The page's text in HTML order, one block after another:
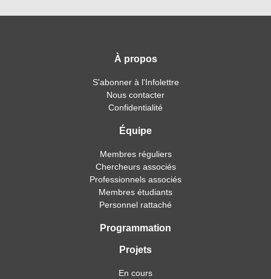
À propos
S'abonner à l'Infolettre
Nous contacter
Confidentialité
Équipe
Membres réguliers
Chercheurs associés
Professionnels associés
Membres étudiants
Personnel rattaché
Programmation
Projets
En cours